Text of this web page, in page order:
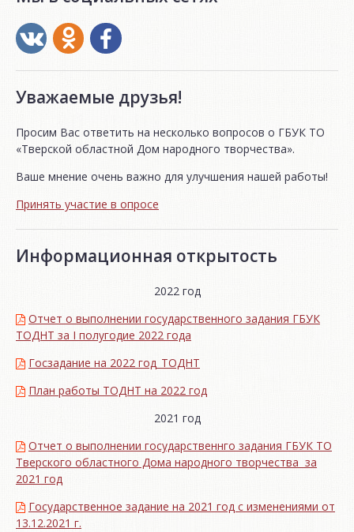
Уважаемые друзья!
Просим Вас ответить на несколько вопросов о ГБУК ТО
«Тверской областной Дом народного творчества».
Ваше мнение очень важно для улучшения нашей работы!
Принять участие в опросе
Информационная открытость
2022 год
Отчет о выполнении государственного задания ГБУК
ТОДНТ за I полугодие 2022 года
Госзадание на 2022 год_ТОДНТ
План работы ТОДНТ на 2022 год
2021 год
Отчет о выполнении государственнго задания ГБУК ТО
Тверского областного Дома народного творчества за
2021 год
Государственное задание на 2021 год с изменениями от
13.12.2021 г.